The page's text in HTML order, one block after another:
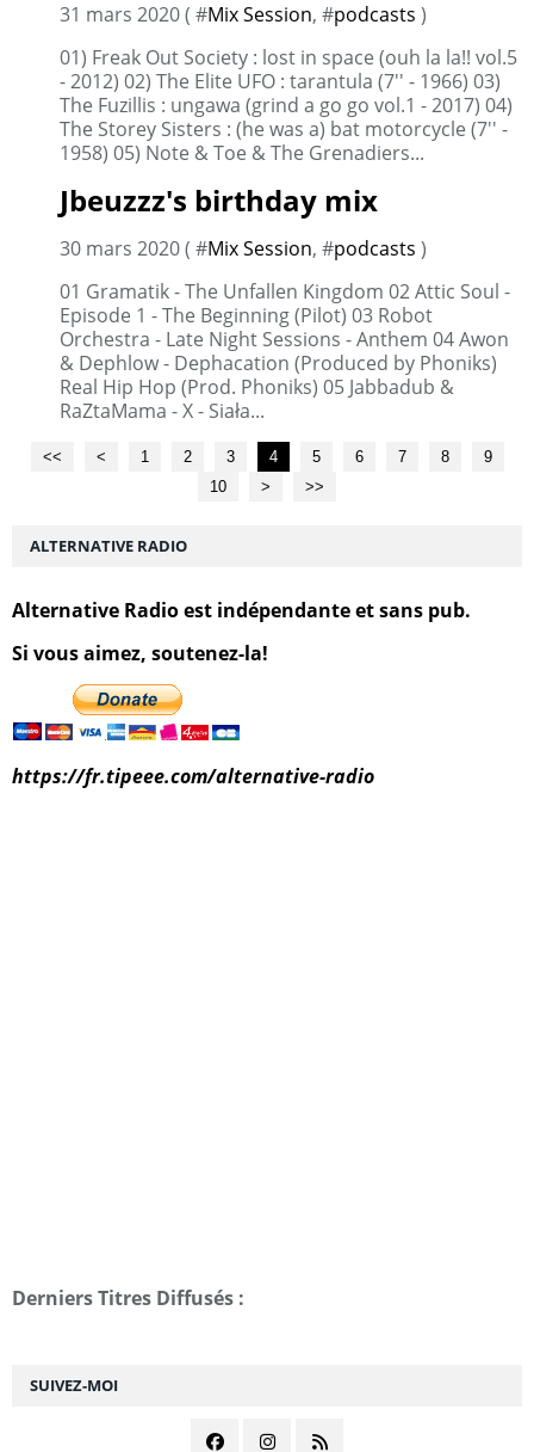
31 mars 2020 ( #Mix Session, #podcasts )
01) Freak Out Society : lost in space (ouh la la!! vol.5
- 2012) 02) The Elite UFO : tarantula (7'' - 1966) 03)
The Fuzillis : ungawa (grind a go go vol.1 - 2017) 04)
The Storey Sisters : (he was a) bat motorcycle (7'' -
1958) 05) Note & Toe & The Grenadiers...
Jbeuzzz's birthday mix
30 mars 2020 ( #Mix Session, #podcasts )
01 Gramatik - The Unfallen Kingdom 02 Attic Soul -
Episode 1 - The Beginning (Pilot) 03 Robot
Orchestra - Late Night Sessions - Anthem 04 Awon
& Dephlow - Dephacation (Produced by Phoniks)
Real Hip Hop (Prod. Phoniks) 05 Jabbadub &
RaZtaMama - X - Siała...
<< < 1 2 3 4 5 6 7 8
9
10
20
30
> >>
SUIVEZ-MOI
ALTERNATIVE RADIO
Alternative Radio est indépendante et sans pub.
Si vous aimez, soutenez-la!
https://fr.tipeee.com/alternative-radio
Derniers Titres Diffusés :